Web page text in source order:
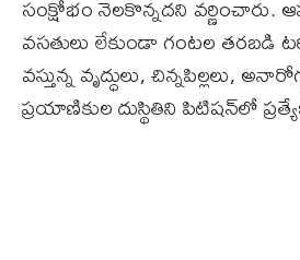
సంక్షోభం నెలకొన్నదని వర్ణించారు.
వసతులు లేకుండా గంటల తరబడి
వస్తున్న వృద్ధులు, చిన్నపిల్లలు,
ప్రయాణికుల దుస్థితిని పిటిషన్‌లో